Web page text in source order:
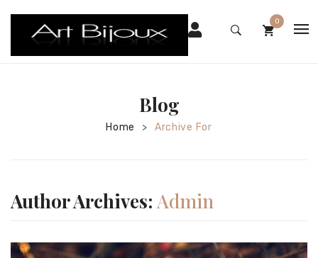
0
CHI SIAMO
Blog
Home > Archive For
Author Archives: Admin